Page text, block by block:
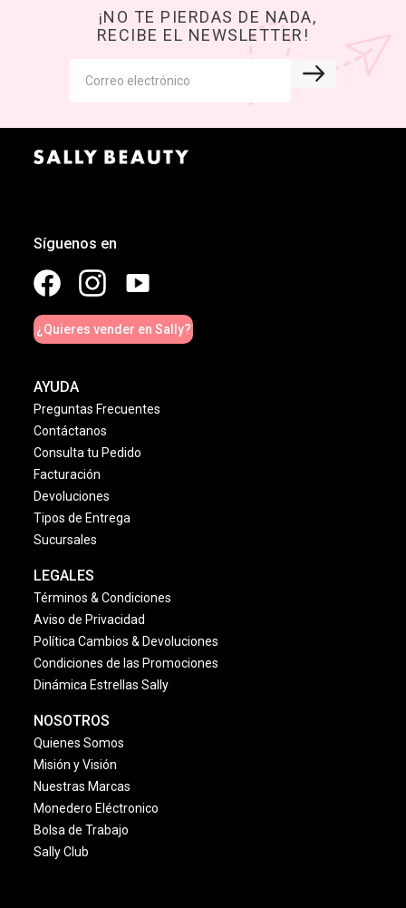
¡NO TE PIERDAS DE NADA,
RECIBE EL NEWSLETTER!
Síguenos en
¿Quieres vender en Sally?
AYUDA
Preguntas Frecuentes
Contáctanos
Consulta tu Pedido
Facturación
Devoluciones
Tipos de Entrega
Sucursales
LEGALES
Términos & Condiciones
Aviso de Privacidad
Política Cambios & Devoluciones
Condiciones de las Promociones
Dinámica Estrellas Sally
NOSOTROS
Quienes Somos
Misión y Visión
Nuestras Marcas
Monedero Eléctronico
Bolsa de Trabajo
Sally Club